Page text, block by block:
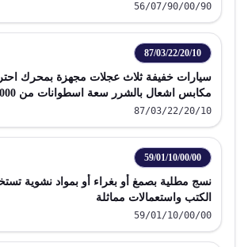
56/07/90/00/90
87/03/22/20/10
سيارات خفيفة ثلاث عجلات مجهزة بمحرك
1200 سم3
87/03/22/20/10
59/01/10/00/00
نسج مطلية بصمغ أو بغراء أو بمواد نشوية
الكتب واستعمالات مماثلة
59/01/10/00/00